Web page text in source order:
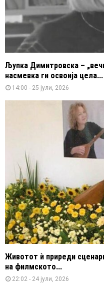
Љупка Димитровска –
насмевка ги освоија цела...
14:00 - 25 јули, 2026
Животот ѝ приреди
на филмското...
22:02 - 24 јули, 2026